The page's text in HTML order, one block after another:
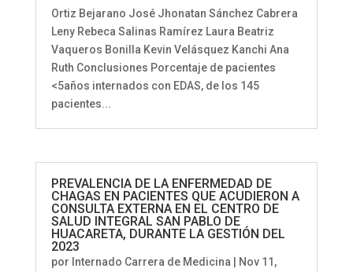
Ortiz Bejarano José Jhonatan Sánchez Cabrera
Leny Rebeca Salinas Ramírez Laura Beatriz
Vaqueros Bonilla Kevin Velásquez Kanchi Ana
Ruth Conclusiones Porcentaje de pacientes
<5años internados con EDAS, de los 145
pacientes...
PREVALENCIA DE LA ENFERMEDAD DE
CHAGAS EN PACIENTES QUE ACUDIERON A
CONSULTA EXTERNA EN EL CENTRO DE
SALUD INTEGRAL SAN PABLO DE
HUACARETA, DURANTE LA GESTIÓN DEL
2023
por Internado Carrera de Medicina | Nov 11,